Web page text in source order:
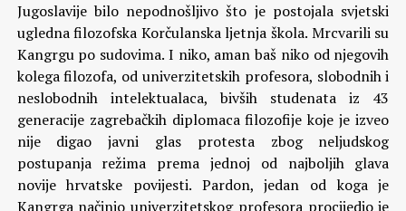
Jugoslavije bilo nepodnošljivo što je postojala svjetski
ugledna filozofska Korčulanska ljetnja škola. Mrcvarili su
Kangrgu po sudovima. I niko, aman baš niko od njegovih
kolega filozofa, od univerzitetskih profesora, slobodnih i
neslobodnih intelektualaca, bivših studenata iz 43
generacije zagrebačkih diplomaca filozofije koje je izveo
nije digao javni glas protesta zbog neljudskog
postupanja režima prema jednoj od najboljih glava
novije hrvatske povijesti. Pardon, jedan od koga je
Kangrga načinio univerzitetskog profesora procijedio je